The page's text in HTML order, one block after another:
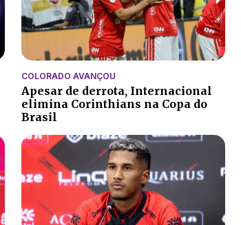
COLORADO AVANÇOU
Apesar de derrota, Internacional
elimina Corinthians na Copa do
Brasil